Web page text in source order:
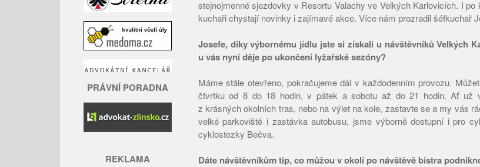
PRÁVNÍ PORADNA
REKLAMA
stejnojmenné sjezdovky v Resortu Valachy ve Velkých Karlovicích. I
kuchaři chystají novinky i zajímavé akce. Více nám prozradil šéfkuchař
Josefe, díky výbornému jídlu jste si získali u návštěvníků Velkých
u vás nyní děje po ukončení lyžařské sezóny?
Máme stále otevřeno, pokračujeme dál v každodenním provozu.
čtvrtku od 8 do 18 hodin, v pátek a sobotu až do 21 hodin. Ať už
z krásných okolních tras, nebo na výlet na kole, zastavte se a my vás
velké parkoviště i zastávka autobusu, jsme výborně dostupní i pro
cyklostezky Bečva.
Dáte návštěvníkům tip, co můžou v okolí po návštěvě bistra